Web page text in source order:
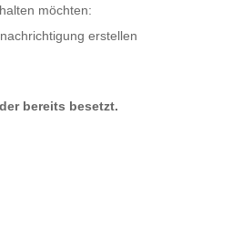
möchten:
erstellen
bereits besetzt.